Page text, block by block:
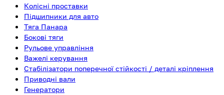
Колісні проставки
Підшипники для авто
Тяга Панара
Бокові тяги
Рульове управління
Важелі керування
Стабілізатори поперечної стійкості / деталі кріплення
Приводні вали
Генератори